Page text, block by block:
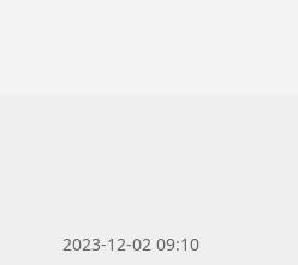
2023-12-02 09:10